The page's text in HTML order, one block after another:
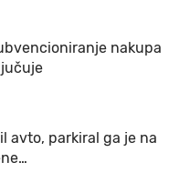
nakupa
avto, parkiral ga je na